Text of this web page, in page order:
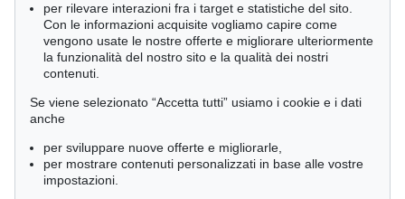
Letteratura classica
Economia e diritto
Meraviglie della natura
Cimelia
Ordine:
per rilevare interazioni fra i target e statistiche del sito.
Con le informazioni acquisite vogliamo capire come
vengono usate le nostre offerte e migliorare ulteriormente
la funzionalità del nostro sito e la qualità dei nostri
contenuti.
Se viene selezionato “Accetta tutti” usiamo i cookie e i dati
anche
per sviluppare nuove offerte e migliorarle,
per mostrare contenuti personalizzati in base alle vostre
impostazioni.